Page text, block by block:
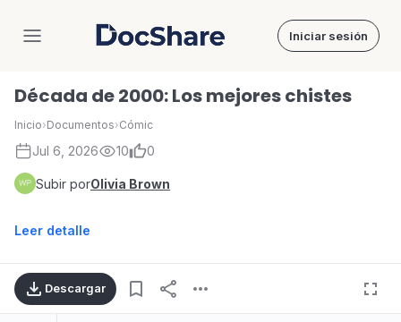
DocShare Iniciar sesión
Década de 2000: Los mejores chistes
Inicio›Documentos›Cómic
Jul 6, 2026 10 0
Subir porOlivia Brown
Leer detalle
Descargar